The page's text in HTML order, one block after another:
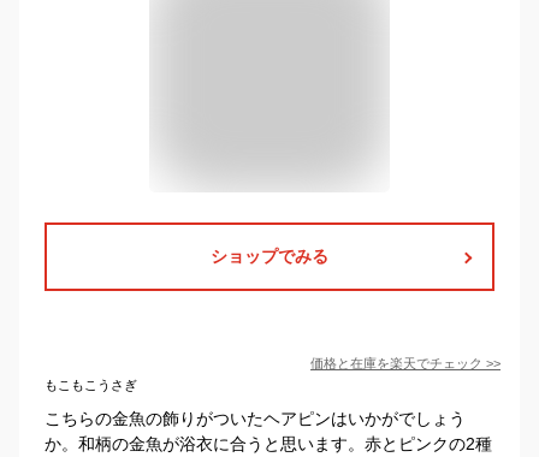
ショップでみる
価格と在庫を楽天でチェック >>
もこもこうさぎ
こちらの金魚の飾りがついたヘアピンはいかがでしょう
か。和柄の金魚が浴衣に合うと思います。赤とピンクの2種